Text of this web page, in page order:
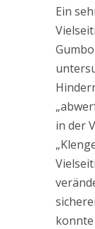
Ein
in der
konnte